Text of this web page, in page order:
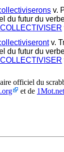
v.
du futur du
v.
du futur du
officiel du
et de 1Mot.net